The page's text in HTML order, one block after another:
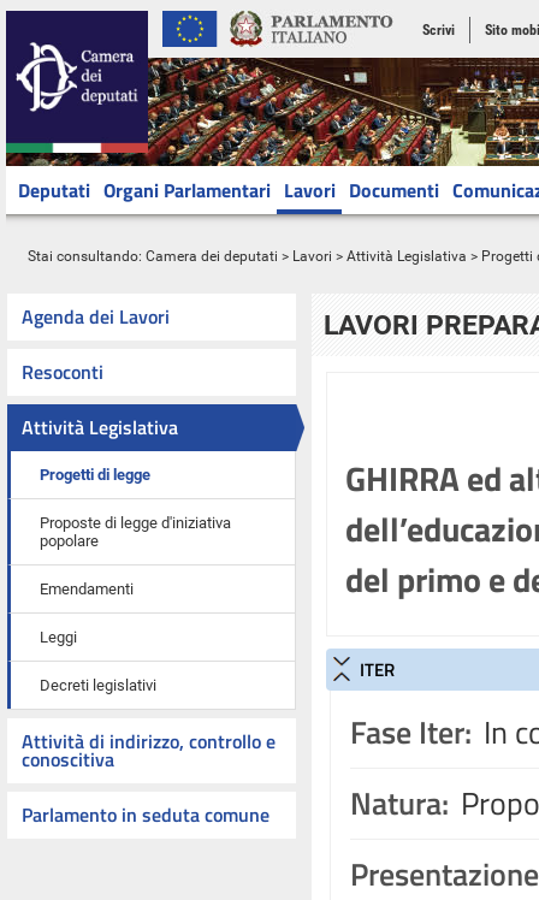
Scrivi Sito
Deputati Organi Parlamentari Lavori Documenti
Stai consultando: Camera dei deputati > Lavori > Attività Legislativa > Progetti
Agenda dei Lavori
Resoconti
Attività Legislativa
Progetti di legge
Proposte di legge d'iniziativa
popolare
Emendamenti
Leggi
Decreti legislativi
Attività di indirizzo, controllo e
conoscitiva
Parlamento in seduta comune
LAVORI
GHIRRA ed
del primo e
ITER
Fase Iter: In
Natura: